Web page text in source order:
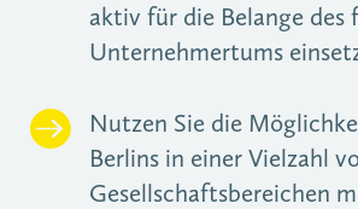
aktiv für die Belange des
Unternehmertums

Nutzen Sie die
Berlins in einer Vielzahl
Gesellschaftsbereichen